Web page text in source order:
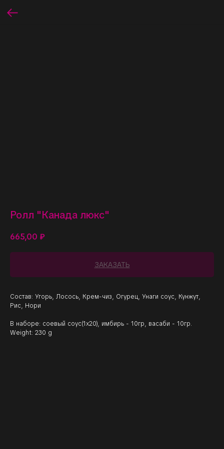
Ролл "Канада люкс"
665,00 ₽
ЗАКАЗАТЬ
Состав: Угорь, Лосось, Крем-чиз, Огурец, Унаги соус, Кунжут,
Рис, Нори
В наборе: соевый соус(1х20), имбирь - 10гр, васаби - 10гр.
Weight: 230 g